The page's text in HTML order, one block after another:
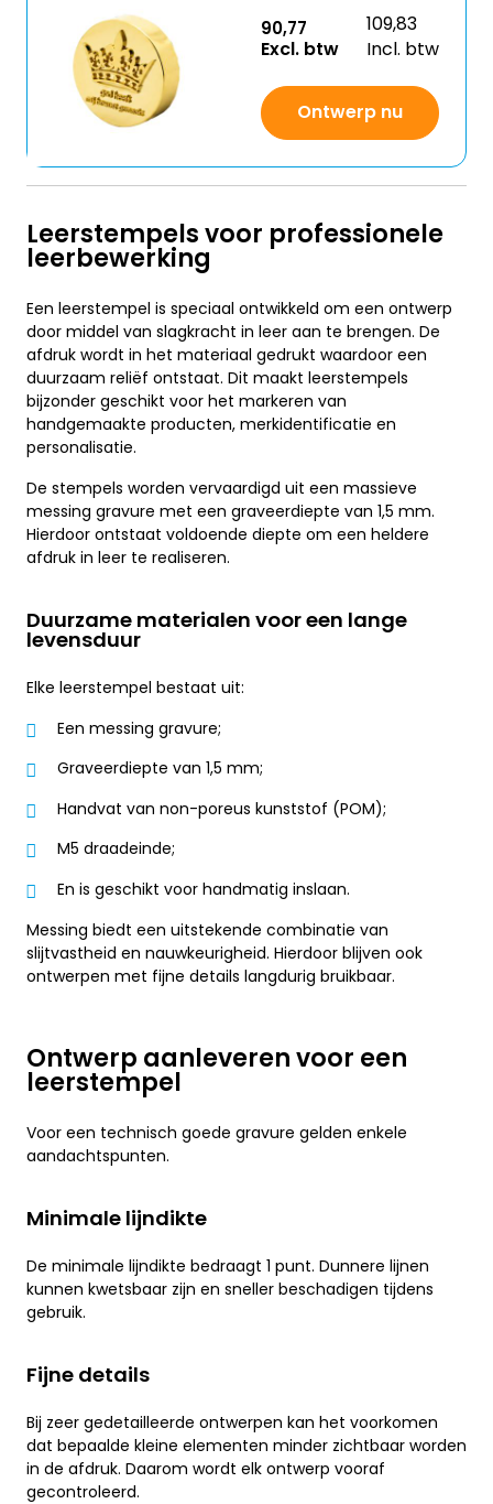
90,77
Excl. btw
109,83
Incl. btw
Ontwerp nu
Leerstempels voor professionele
leerbewerking
Een leerstempel is speciaal ontwikkeld om een ontwerp
door middel van slagkracht in leer aan te brengen. De
afdruk wordt in het materiaal gedrukt waardoor een
duurzaam reliëf ontstaat. Dit maakt leerstempels
bijzonder geschikt voor het markeren van
handgemaakte producten, merkidentificatie en
personalisatie.
De stempels worden vervaardigd uit een massieve
messing gravure met een graveerdiepte van 1,5 mm.
Hierdoor ontstaat voldoende diepte om een heldere
afdruk in leer te realiseren.
Duurzame materialen voor een lange
levensduur
Elke leerstempel bestaat uit:
Een messing gravure;
Graveerdiepte van 1,5 mm;
Handvat van non-poreus kunststof (POM);
M5 draadeinde;
En is geschikt voor handmatig inslaan.
Messing biedt een uitstekende combinatie van
slijtvastheid en nauwkeurigheid. Hierdoor blijven ook
ontwerpen met fijne details langdurig bruikbaar.
Ontwerp aanleveren voor een
leerstempel
Voor een technisch goede gravure gelden enkele
aandachtspunten.
Minimale lijndikte
De minimale lijndikte bedraagt 1 punt. Dunnere lijnen
kunnen kwetsbaar zijn en sneller beschadigen tijdens
gebruik.
Fijne details
Bij zeer gedetailleerde ontwerpen kan het voorkomen
dat bepaalde kleine elementen minder zichtbaar worden
in de afdruk. Daarom wordt elk ontwerp vooraf
gecontroleerd.